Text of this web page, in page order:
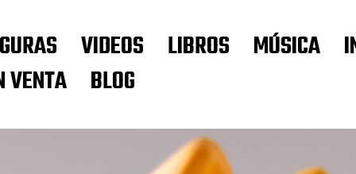
VIDEOS LIBROS MÚSICA
VENTA
BLOG